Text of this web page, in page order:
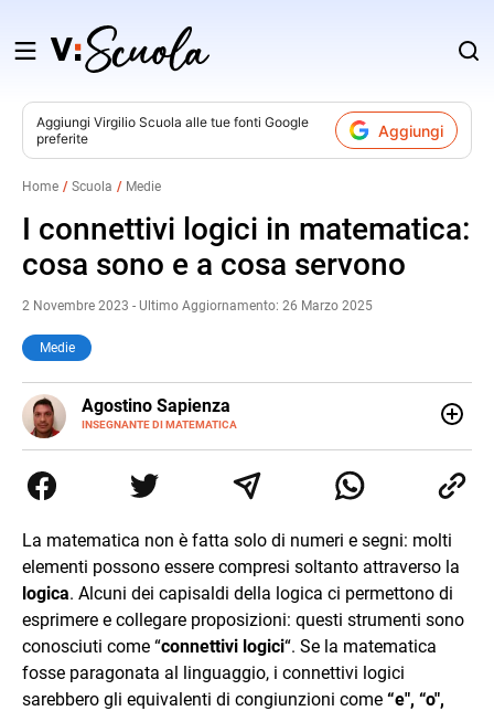
Salta
contenuto
Aggiungi Virgilio Scuola alle tue fonti Google
preferite
Aggiungi
Home Scuola Medie
I connettivi logici in matematica:
cosa sono e a cosa servono
2 Novembre 2023 - Ultimo Aggiornamento: 26 Marzo 2025
Medie
Agostino Sapienza
INSEGNANTE DI MATEMATICA
E-
MAIL
LINKEDIN
Tommaso Gulli. Ho conseguito la laurea triennale in
Relazioni Internazionali a Messina e in Economia
commercialisti sono stato chiamato per una supplenza
covid nella classe di insegnamento A47. Ho poi
conseguito l'abilitazione a Trieste nel sostegno e sono
entrato di ruolo nel 2023
La matematica non è fatta solo di numeri e segni: molti
elementi possono essere compresi soltanto attraverso la
logica. Alcuni dei capisaldi della logica ci permettono di
esprimere e collegare proposizioni: questi strumenti sono
conosciuti come “connettivi logici“. Se la matematica
fosse paragonata al linguaggio, i connettivi logici
sarebbero gli equivalenti di congiunzioni come “e", “o",